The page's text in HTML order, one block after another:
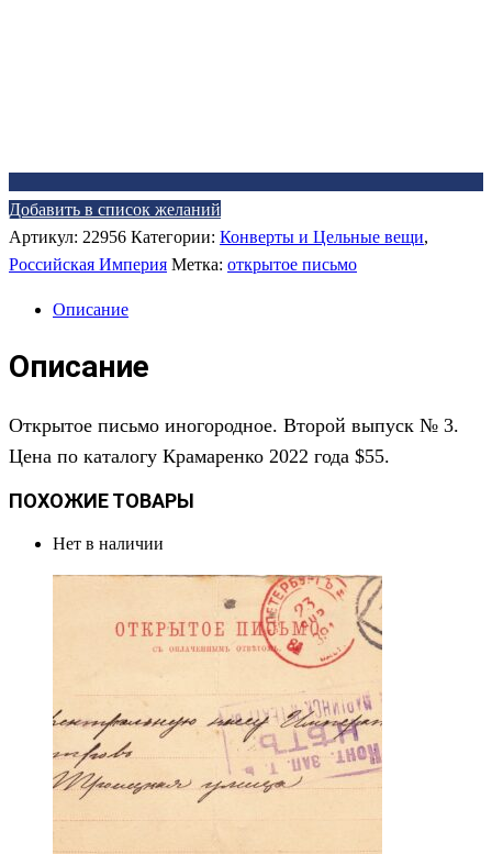
Добавить в список желаний
Артикул: 22956 Категории: Конверты и Цельные вещи,
Российская Империя Метка: открытое письмо
Описание
Описание
Открытое письмо иногородное. Второй выпуск № 3.
Цена по каталогу Крамаренко 2022 года $55.
ПОХОЖИЕ ТОВАРЫ
Нет в наличии